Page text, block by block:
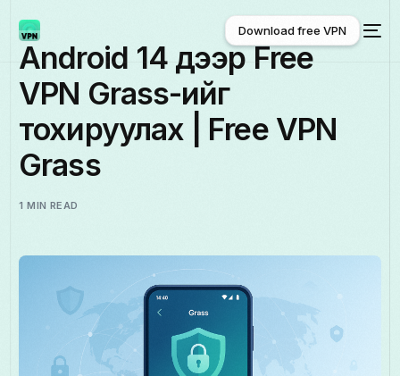
Download free VPN
Download free VPN
Android 14 дээр Free
VPN Grass-ийг
тохируулах | Free VPN
Grass
1 MIN READ